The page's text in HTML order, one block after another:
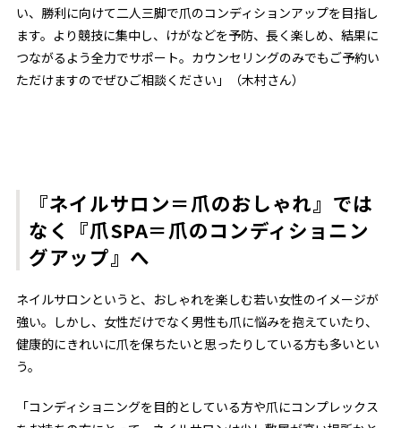
い、勝利に向けて二人三脚で爪のコンディションアップを目指し
ます。より競技に集中し、けがなどを予防、長く楽しめ、結果に
つながるよう全力でサポート。カウンセリングのみでもご予約い
ただけますのでぜひご相談ください」（木村さん）
『ネイルサロン＝爪のおしゃれ』では
なく『爪SPA＝爪のコンディショニン
グアップ』へ
ネイルサロンというと、おしゃれを楽しむ若い女性のイメージが
強い。しかし、女性だけでなく男性も爪に悩みを抱えていたり、
健康的にきれいに爪を保ちたいと思ったりしている方も多いとい
う。
「コンディショニングを目的としている方や爪にコンプレックス